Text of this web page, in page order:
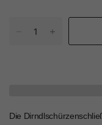
Die